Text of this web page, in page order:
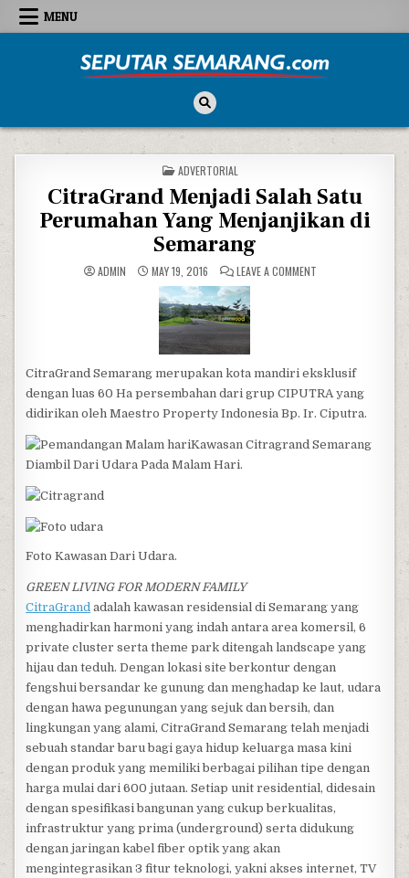
Skip to content
MENU
POSTED IN
ADVERTORIAL
CitraGrand Menjadi Salah Satu
Perumahan Yang Menjanjikan di
Semarang
ADMIN MAY 19, 2016 LEAVE A COMMENTON CITRAGRAND
CitraGrand Semarang merupakan kota mandiri eksklusif
dengan luas 60 Ha persembahan dari grup CIPUTRA yang
didirikan oleh Maestro Property Indonesia Bp. Ir. Ciputra.
Kawasan Citragrand Semarang
Diambil Dari Udara Pada Malam Hari.
Foto Kawasan Dari Udara.
GREEN LIVING FOR MODERN FAMILY
CitraGrand adalah kawasan residensial di Semarang yang
menghadirkan harmoni yang indah antara area komersil, 6
private cluster serta theme park ditengah landscape yang
hijau dan teduh. Dengan lokasi site berkontur dengan
fengshui bersandar ke gunung dan menghadap ke laut, udara
dengan hawa pegunungan yang sejuk dan bersih, dan
lingkungan yang alami, CitraGrand Semarang telah menjadi
sebuah standar baru bagi gaya hidup keluarga masa kini
dengan produk yang memiliki berbagai pilihan tipe dengan
harga mulai dari 600 jutaan. Setiap unit residential, didesain
dengan spesifikasi bangunan yang cukup berkualitas,
infrastruktur yang prima (underground) serta didukung
dengan jaringan kabel fiber optik yang akan
mengintegrasikan 3 fitur teknologi, yakni akses internet, TV